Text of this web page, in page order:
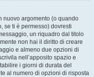
nuovo argomento (o quando
se ti è permesso) dovresti
un riquadro dal titolo
non hai il diritto di creare
e almeno due opzioni di
nell’apposito spazio e
i giorni di durata del
al numero di opzioni di risposta